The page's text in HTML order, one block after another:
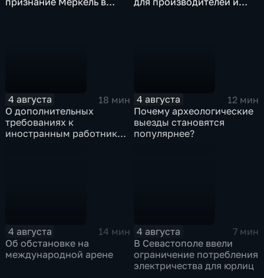
4 августа
18 мин
О дополнительных
требованиях к
иностранным работникам
4 августа
12 мин
Почему археологические
выезды становятся
популярнее?
4 августа
14 мин
Об обстановке на
международной арене
4 августа
7 мин
В Севастополе ввели
ограничение потребления
электричества для юрлиц